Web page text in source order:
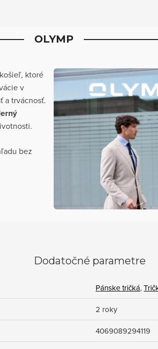
OLYMP
ktoré
v
a trvácnosť.
bez
Dodatočné parametre
Pánske tričká,
2 roky
4069089294119